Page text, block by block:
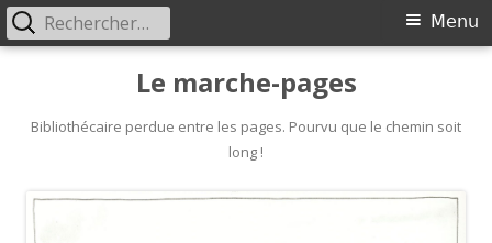
content
Le marche-pages
Bibliothécaire perdue entre les pages. Pourvu que le chemin soit
long !
Primary
Menu
Rechercher :